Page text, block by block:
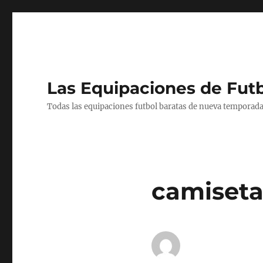
Las Equipaciones de
Todas las equipaciones futbol baratas de nueva